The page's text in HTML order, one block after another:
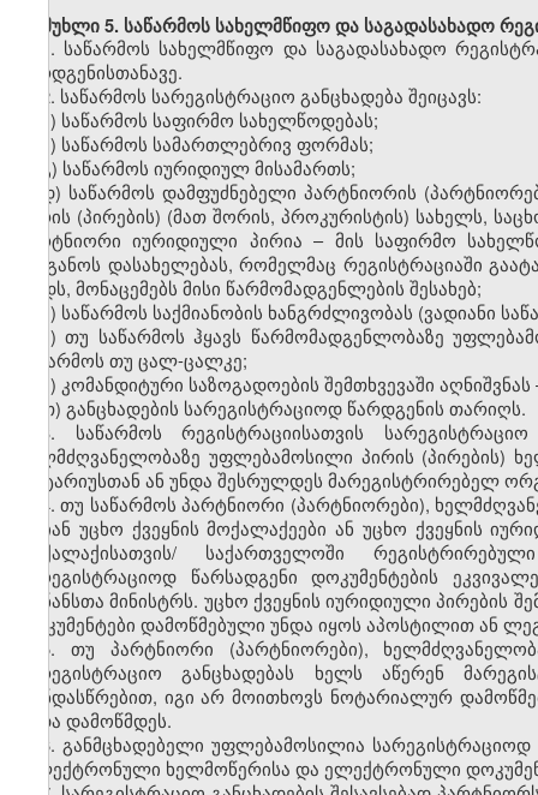
მუხლი 5. საწარმოს სახელმწიფო და საგადასახადო
1. საწარმოს სახელმწიფო და საგადასახადო
წარდგენისთანავე.
2. საწარმოს სარეგისტრაციო განცხადება შეიცავს:
ა) საწარმოს საფირმო სახელწოდებას;
ბ) საწარმოს სამართლებრივ ფორმას;
გ) საწარმოს იურიდიულ მისამართს;
დ) საწარმოს დამფუძნებელი პარტნიორის
პირის (პირების) (მათ შორის, პროკურისტის) სახელს,
პარტნიორი იურიდიული პირია – მის საფირმო
ორგანოს დასახელებას, რომელმაც რეგისტრაციაში
კოდს, მონაცემებს მისი წარმომადგენლების შესახებ;
ე) საწარმოს საქმიანობის ხანგრძლივობას (ვადიანი
ვ) თუ საწარმოს ჰყავს წარმომადგენლობაზე
საწარმოს თუ ცალ-ცალკე;
ზ) კომანდიტური საზოგადოების შემთხვევაში
თ) განცხადების სარეგისტრაციოდ წარდგენის თარიღს.
3. საწარმოს რეგისტრაციისათვის
ხელმძღვანელობაზე უფლებამოსილი პირის (პირების)
ნოტარიუსთან ან უნდა შესრულდეს მარეგისტრირებელ
4. თუ საწარმოს პარტნიორი (პარტნიორები),
არიან უცხო ქვეყნის მოქალაქეები ან უცხო ქვეყნის
მოქალაქისათვის/ საქართველოში
სარეგისტრაციოდ წარსადგენი დოკუმენტების
ფინანსთა მინისტრს. უცხო ქვეყნის იურიდიული
დოკუმენტები დამოწმებული უნდა იყოს აპოსტილით ან
5. თუ პარტნიორი (პარტნიორები),
სარეგისტრაციო განცხადებას ხელს აწერენ
თანდასწრებით, იგი არ მოითხოვს ნოტარიალურ
უნდა დამოწმდეს.
6. განმცხადებელი უფლებამოსილია
„ელექტრონული ხელმოწერისა და ელექტრონული